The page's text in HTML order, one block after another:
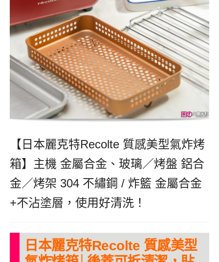
【日本麗克特Recolte 質感美型氣炸烤
箱】 主機 金屬合金、玻璃／烤盤 鋁合
金／烤架 304 不繡鋼 / 炸籃 金屬合金
+不沾塗層，使用好清洗！
日本麗克特Recolte 質感美型